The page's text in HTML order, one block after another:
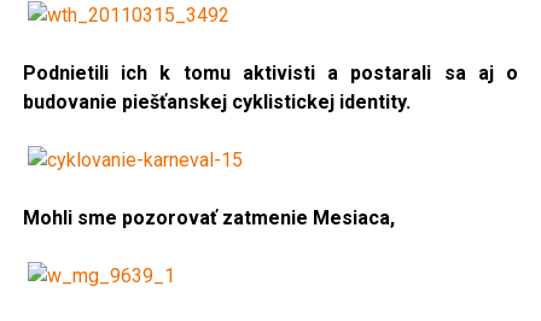
Podnietili ich k tomu aktivisti a postarali sa aj o
budovanie piešťanskej cyklistickej identity.
Mohli sme pozorovať zatmenie Mesiaca,